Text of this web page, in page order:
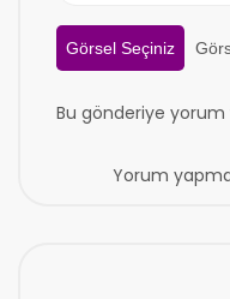
Görsel Seçiniz
Bu gönderiye yorum
Yorum